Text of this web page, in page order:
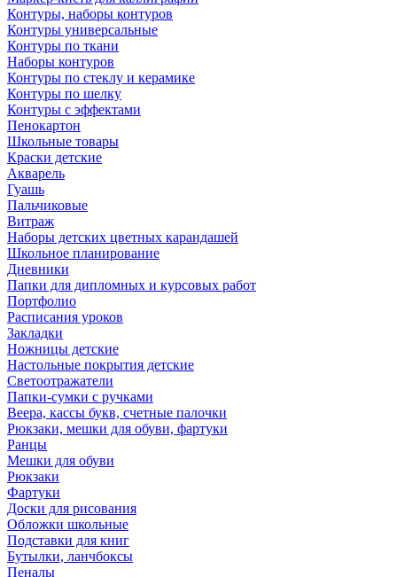
Контуры, наборы контуров
Контуры универсальные
Контуры по ткани
Наборы контуров
Контуры по стеклу и керамике
Контуры по шелку
Контуры с эффектами
Пенокартон
Школьные товары
Краски детские
Акварель
Гуашь
Пальчиковые
Витраж
Наборы детских цветных карандашей
Школьное планирование
Дневники
Папки для дипломных и курсовых работ
Портфолио
Расписания уроков
Закладки
Ножницы детские
Настольные покрытия детские
Светоотражатели
Папки-сумки с ручками
Веера, кассы букв, счетные палочки
Рюкзаки, мешки для обуви, фартуки
Ранцы
Мешки для обуви
Рюкзаки
Фартуки
Доски для рисования
Обложки школьные
Подставки для книг
Бутылки, ланчбоксы
Пеналы